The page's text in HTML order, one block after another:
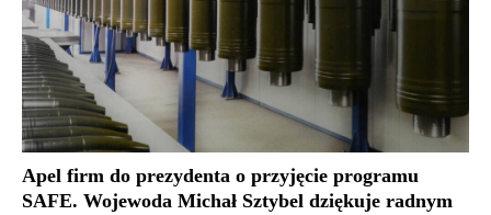
Apel firm do prezydenta o przyjęcie programu
SAFE. Wojewoda Michał Sztybel dziękuje radnym